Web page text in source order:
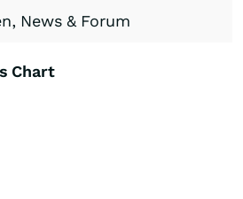
News & Forum
Chart